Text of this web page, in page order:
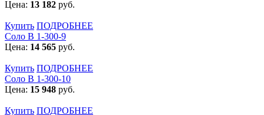
Цена: 13 182 руб.
Купить ПОДРОБНЕЕ
Соло В 1-300-9
Цена: 14 565 руб.
Купить ПОДРОБНЕЕ
Соло В 1-300-10
Цена: 15 948 руб.
Купить ПОДРОБНЕЕ